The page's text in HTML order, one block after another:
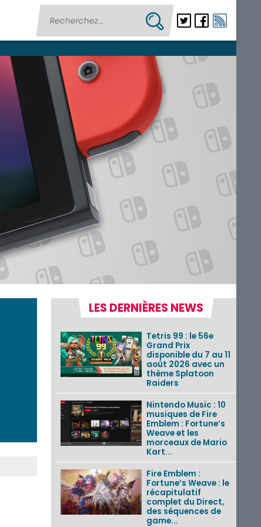
LES DERNIÈRES NEWS
Tetris 99 : le 56e
Grand Prix
disponible du 7 au 11
août 2026 avec un
thème Splatoon
Raiders
Nintendo Music : 10
musiques de Fire
Emblem : Fortune’s
Weave et les
morceaux de Mario
Kart...
Fire Emblem :
Fortune’s Weave : le
récapitulatif
complet du Direct,
des séquences de
game...